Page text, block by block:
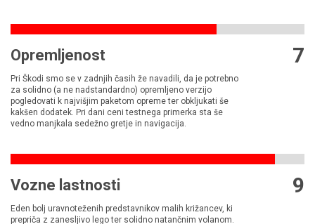
Opremljenost
Pri Škodi smo se v zadnjih časih že navadili, da je potrebno
za solidno (a ne nadstandardno) opremljeno verzijo
pogledovati k najvišjim paketom opreme ter obkljukati še
kakšen dodatek. Pri dani ceni testnega primerka sta še
vedno manjkala sedežno gretje in navigacija.
7
Vozne lastnosti
Eden bolj uravnoteženih predstavnikov malih križancev, ki
prepriča z zanesljivo lego ter solidno natančnim volanom.
9